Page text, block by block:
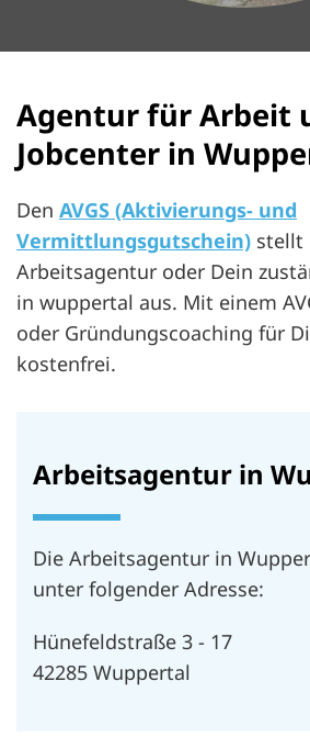
Agentur für Arbeit
Jobcenter in
Den AVGS (Aktivierungs- und
Vermittlungsgutschein) stellt
Arbeitsagentur oder Dein
in wuppertal aus. Mit einem
oder Gründungscoaching für
kostenfrei.
Arbeitsagentur in
Die Arbeitsagentur in
unter folgender Adresse:
Hünefeldstraße 3 - 17
42285 Wuppertal